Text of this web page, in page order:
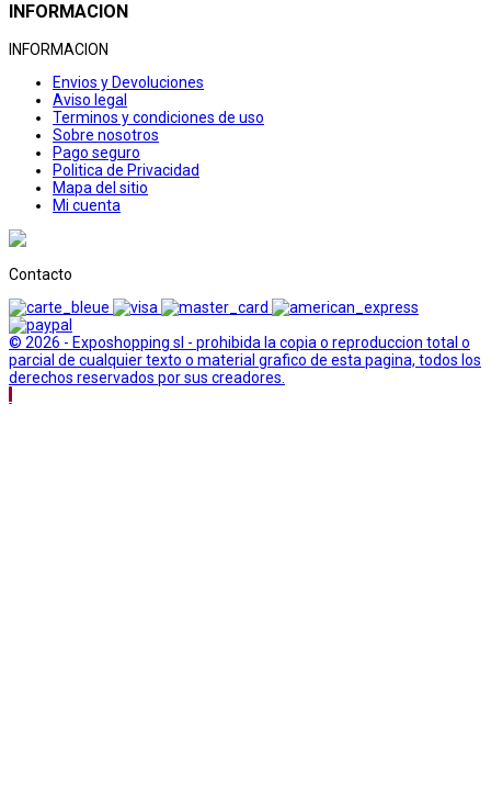
INFORMACION
INFORMACION
Envios y Devoluciones
Aviso legal
Terminos y condiciones de uso
Sobre nosotros
Pago seguro
Politica de Privacidad
Mapa del sitio
Mi cuenta
Contacto
© 2026 - Exposhopping sl - prohibida la copia o reproduccion total o
parcial de cualquier texto o material grafico de esta pagina, todos los
derechos reservados por sus creadores.